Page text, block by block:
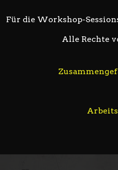
Für die Workshop-
Alle Rechte